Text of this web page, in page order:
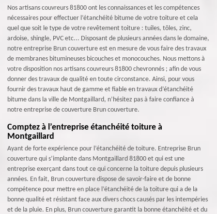
Nos artisans couvreurs 81800 ont les connaissances et les compétences
nécessaires pour effectuer l’étanchéité bitume de votre toiture et cela
quel que soit le type de votre revêtement toiture : tuiles, tôles, zinc,
ardoise, shingle, PVC etc... Disposant de plusieurs années dans le domaine,
notre entreprise Brun couverture est en mesure de vous faire des travaux
de membranes bitumineuses bicouches et monocouches. Nous mettons à
votre disposition nos artisans couvreurs 81800 chevronnés ; afin de vous
donner des travaux de qualité en toute circonstance. Ainsi, pour vous
fournir des travaux haut de gamme et fiable en travaux d’étanchéité
bitume dans la ville de Montgaillard, n’hésitez pas à faire confiance à
notre entreprise de couverture Brun couverture.
Comptez à l’entreprise étanchéité toiture à
Montgaillard
Ayant de forte expérience pour l’étanchéité de toiture. Entreprise Brun
couverture qui s’implante dans Montgaillard 81800 et qui est une
entreprise exerçant dans tout ce qui concerne la toiture depuis plusieurs
années. En fait, Brun couverture dispose de savoir-faire et de bonne
compétence pour mettre en place l’étanchéité de la toiture qui a de la
bonne qualité et résistant face aux divers chocs causés par les intempéries
et de la pluie. En plus, Brun couverture garantit la bonne étanchéité et du